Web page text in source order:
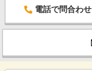
電話で問合わせ